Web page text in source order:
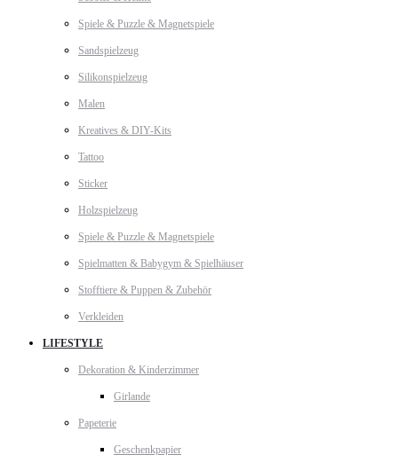
Spiele & Puzzle & Magnetspiele
Sandspielzeug
Silikonspielzeug
Malen
Kreatives & DIY-Kits
Tattoo
Sticker
Holzspielzeug
Spiele & Puzzle & Magnetspiele
Spielmatten & Babygym & Spielhäuser
Stofftiere & Puppen & Zubehör
Verkleiden
LIFESTYLE
Dekoration & Kinderzimmer
Girlande
Papeterie
Geschenkpapier